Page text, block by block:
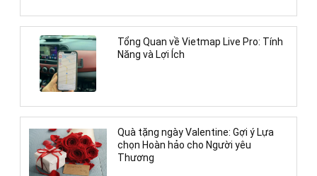
Tổng Quan về Vietmap Live Pro: Tính
Năng và Lợi Ích
Quà tặng ngày Valentine: Gợi ý Lựa
chọn Hoàn hảo cho Người yêu
Thương